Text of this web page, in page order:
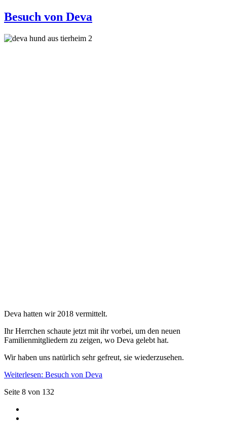
Besuch von Deva
Deva hatten wir 2018 vermittelt.
Ihr Herrchen schaute jetzt mit ihr vorbei, um den neuen
Familienmitgliedern zu zeigen, wo Deva gelebt hat.
Wir haben uns natürlich sehr gefreut, sie wiederzusehen.
Weiterlesen: Besuch von Deva
Seite 8 von 132